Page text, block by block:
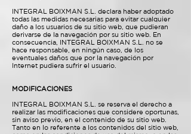
INTEGRAL BOIXMAN S.L. declara haber adoptado
todas las medidas necesarias para evitar cualquier
daño a los usuarios de su sitio web, que pudieran
derivarse de la navegación por su sitio web. En
consecuencia, INTEGRAL BOIXMAN S.L. no se
hace responsable, en ningún caso, de los
eventuales daños que por la navegación por
Internet pudiera sufrir el usuario.
MODIFICACIONES
INTEGRAL BOIXMAN S.L. se reserva el derecho a
realizar las modificaciones que considere oportunas,
sin aviso previo, en el contenido de su sitio web.
Tanto en lo referente a los contenidos del sitio web,